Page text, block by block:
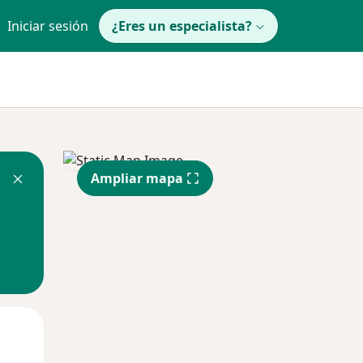
Iniciar sesión ¿Eres un especialista?
Ampliar mapa